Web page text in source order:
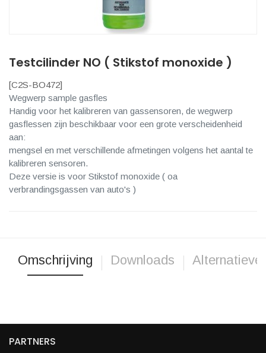
Testcilinder NO ( Stikstof monoxide )
[C2S-BO472]
Wegwerp sample gasfles
Handig voor het kalibreren van gassensoren, de wegwerp
gasflessen zijn beschikbaar voor een grote verscheidenheid
aan:
mengsel en met verschillende afmetingen volgens het aantal te
kalibreren sensoren.
Deze versie is voor Stikstof monoxide ( oa
verbrandingsgassen van auto's )
Omschrijving Downloads Alternatieve
PARTNERS